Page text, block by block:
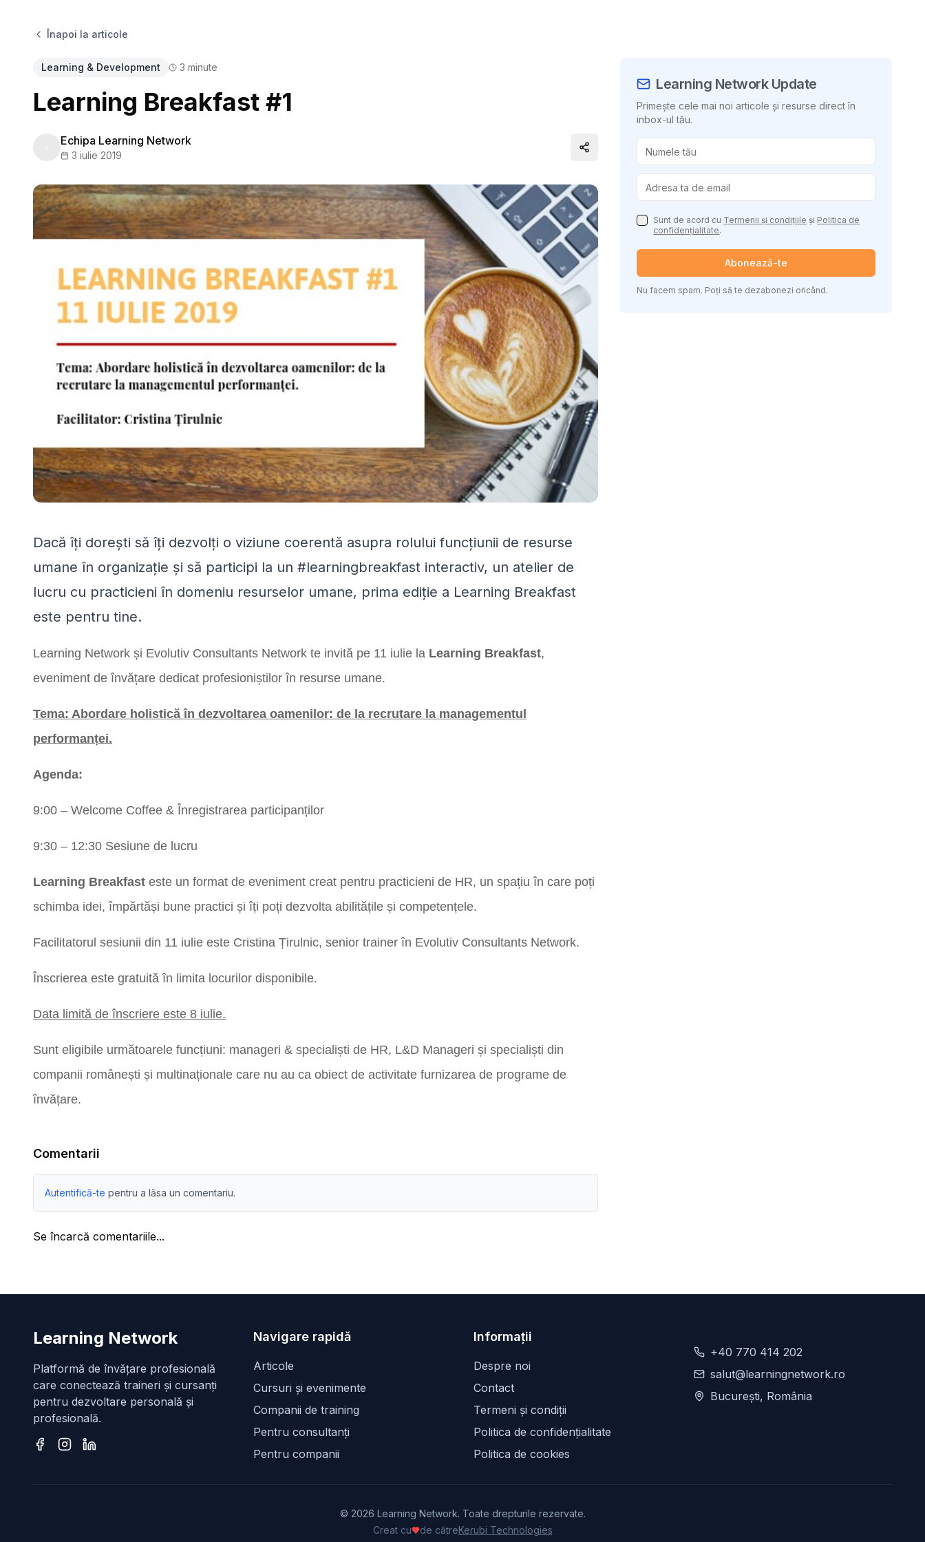
Înapoi la articole
Learning & Development 3 minute
Learning Breakfast #1
Echipa Learning Network
3 iulie 2019 Distribuie conținutul
Dacă îți dorești să îți dezvolți o viziune coerentă asupra rolului funcțiunii de resurse
umane în organizație și să participi la un #learningbreakfast interactiv, un atelier de
lucru cu practicieni în domeniu resurselor umane, prima ediție a Learning Breakfast
este pentru tine.
Learning Network și Evolutiv Consultants Network te invită pe 11 iulie la Learning Breakfast,
eveniment de învățare dedicat profesioniștilor în resurse umane.
Tema: Abordare holistică în dezvoltarea oamenilor: de la recrutare la managementul
performanței.
Agenda:
9:00 – Welcome Coffee & Înregistrarea participanților
9:30 – 12:30 Sesiune de lucru
Learning Breakfast este un format de eveniment creat pentru practicieni de HR, un spațiu în care poți
schimba idei, împărtăși bune practici și îți poți dezvolta abilitățile și competențele.
Facilitatorul sesiunii din 11 iulie este Cristina Țirulnic, senior trainer în Evolutiv Consultants Network.
Înscrierea este gratuită în limita locurilor disponibile.
Data limită de înscriere este 8 iulie.
Sunt eligibile următoarele funcțiuni: manageri & specialiști de HR, L&D Manageri și specialiști din
companii românești și multinaționale care nu au ca obiect de activitate furnizarea de programe de
învățare.
Comentarii
Autentifică-te pentru a lăsa un comentariu.
Se încarcă comentariile...
Learning Network Update
Primește cele mai noi articole și resurse direct în
inbox-ul tău.
Sunt de acord cu Termenii și condițiile și Politica de
confidențialitate.
Abonează-te
Nu facem spam. Poți să te dezabonezi oricând.
Learning Network
Platformă de învățare profesională
care conectează traineri și cursanți
pentru dezvoltare personală și
profesională.
Navigare rapidă
Articole
Cursuri și evenimente
Companii de training
Pentru consultanți
Pentru companii
Informații
Despre noi
Contact
Termeni și condiții
Politica de confidențialitate
Politica de cookies
+40 770 414 202
salut@learningnetwork.ro
București, România
© 2026 Learning Network. Toate drepturile rezervate.
Creat cu
de cătreKerubi Technologies